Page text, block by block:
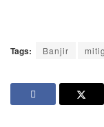
Tags: Banjir